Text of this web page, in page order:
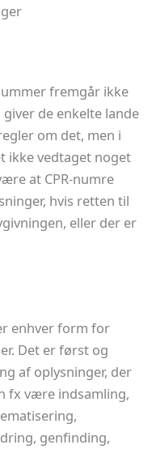
fremgår ikke
de enkelte lande
om det, men i
ikke vedtaget noget
at CPR-numre
hvis retten til
eller der er
enhver form for
Det er først og
af oplysninger, der
fx være indsamling,
genfinding,